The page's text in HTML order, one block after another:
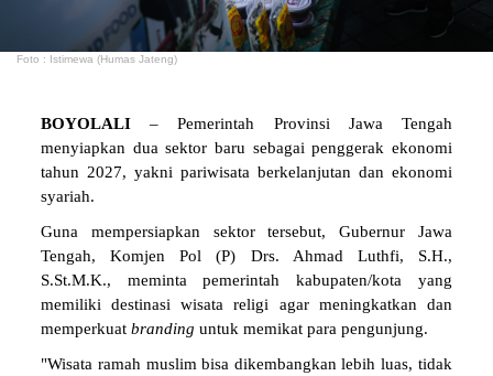
Foto : Istimewa (Humas Jateng)
BOYOLALI– Pemerintah Provinsi Jawa Tengah
menyiapkan dua sektor baru sebagai penggerak ekonomi
tahun 2027, yakni pariwisata berkelanjutan dan ekonomi
syariah.
Guna mempersiapkan sektor tersebut, Gubernur Jawa
Tengah, Komjen Pol (P) Drs. Ahmad Luthfi, S.H.,
S.St.M.K., meminta pemerintah kabupaten/kota yang
memiliki destinasi wisata religi agar meningkatkan dan
memperkuatbrandinguntuk memikat para pengunjung.
"Wisata ramah muslim bisa dikembangkan lebih luas, tidak